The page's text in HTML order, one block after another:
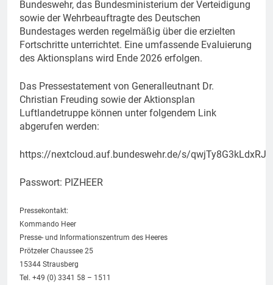
Bundeswehr, das Bundesministerium der Verteidigung
sowie der Wehrbeauftragte des Deutschen
Bundestages werden regelmäßig über die erzielten
Fortschritte unterrichtet. Eine umfassende Evaluierung
des Aktionsplans wird Ende 2026 erfolgen.
Das Pressestatement von Generalleutnant Dr.
Christian Freuding sowie der Aktionsplan
Luftlandetruppe können unter folgendem Link
abgerufen werden:
https://nextcloud.auf.bundeswehr.de/s/qwjTy8G3kLdxRJK
Passwort: PIZHEER
Pressekontakt:
Kommando Heer
Presse- und Informationszentrum des Heeres
Prötzeler Chaussee 25
15344 Strausberg
Tel. +49 (0) 3341 58 – 1511